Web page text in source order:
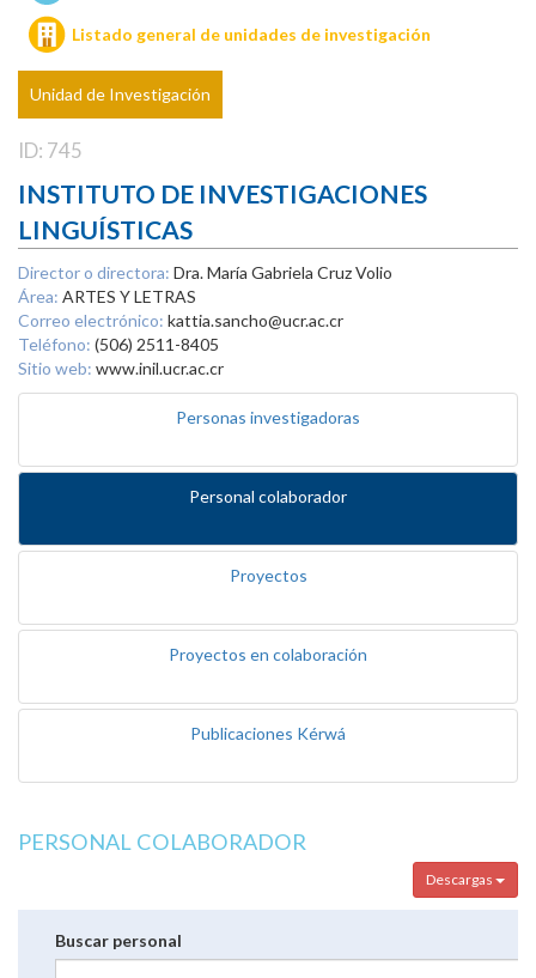
Listado general de unidades de investigación
Unidad de Investigación
ID: 745
INSTITUTO DE INVESTIGACIONES
LINGUÍSTICAS
Director o directora: Dra. María Gabriela Cruz Volio
Área: ARTES Y LETRAS
Correo electrónico: kattia.sancho@ucr.ac.cr
Teléfono: (506) 2511-8405
Sitio web: www.inil.ucr.ac.cr
Personas investigadoras
Personal colaborador
Proyectos
Proyectos en colaboración
Publicaciones Kérwá
PERSONAL COLABORADOR
Descargas
Buscar personal